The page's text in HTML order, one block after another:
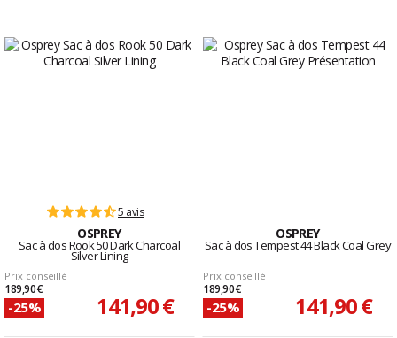
5 avis
OSPREY
Sac à dos Rook 50 Dark Charcoal
Silver Lining
Prix conseillé
189,90 €
-25% 141,90 €
OSPREY
Sac à dos Tempest 44 Black Coal Grey
Prix conseillé
189,90 €
-25% 141,90 €